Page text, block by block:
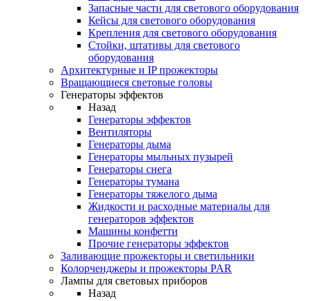
Запасные части для светового оборудования
Кейсы для светового оборудования
Крепления для светового оборудования
Стойки, штативы для светового
оборудования
Архитектурные и IP прожекторы
Вращающиеся световые головы
Генераторы эффектов
Назад
Генераторы эффектов
Вентиляторы
Генераторы дыма
Генераторы мыльных пузырей
Генераторы снега
Генераторы тумана
Генераторы тяжелого дыма
Жидкости и расходные материалы для
генераторов эффектов
Машины конфетти
Прочие генераторы эффектов
Заливающие прожекторы и светильники
Колорченджеры и прожекторы PAR
Лампы для световых приборов
Назад